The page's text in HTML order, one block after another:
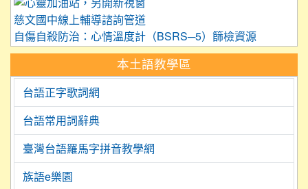
慈文國中線上輔導諮詢管道
自傷自殺防治：心情溫度計（BSRS─5）篩檢資源
本土語教學區
台語正字歌詞網
台語常用詞辭典
臺灣台語羅馬字拼音教學網
族語e樂園